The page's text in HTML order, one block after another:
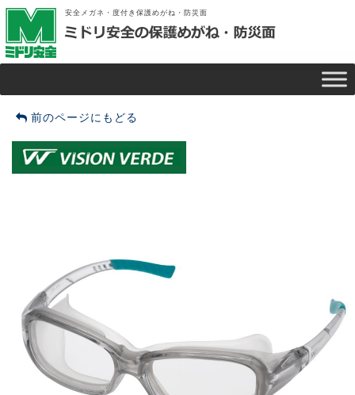
安全メガネ・度付き保護めがね・防災面
前のページにもどる